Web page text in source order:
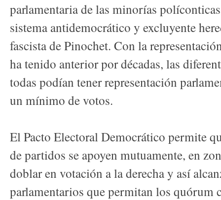
parlamentaria de las minorías
sistema antidemocrático y excluyente
fascista de Pinochet. Con la
ha tenido anterior por décadas, las
todas podían tener representación
un mínimo de votos.
El Pacto Electoral Democrático permite
de partidos se apoyen mutuamente, en
doblar en votación a la derecha y así
parlamentarios que permitan los quórum